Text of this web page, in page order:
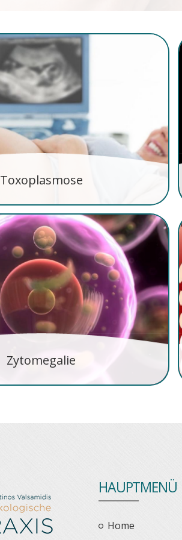
Toxoplasmose
Zytomegalie
HAUPTMENÜ
Home